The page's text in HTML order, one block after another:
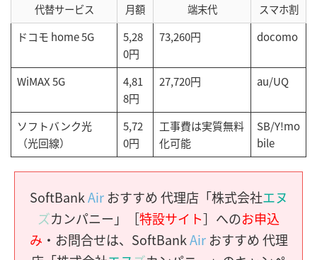
代替サービス 月額 端末代
スマホ割
ドコモ home 5G
5,28
0円
73,260円 docomo
WiMAX 5G
4,81
8円
27,720円 au/UQ
ソフトバンク光
（光回線）
5,72
0円
工事費は実質無料
化可能
SB/Y!mo
bile
SoftBankAirおすすめ 代理店「株式会社エヌ
ズカンパニー」［特設サイト］へのお申込
み ・お問合せは、SoftBankAirおすすめ 代理